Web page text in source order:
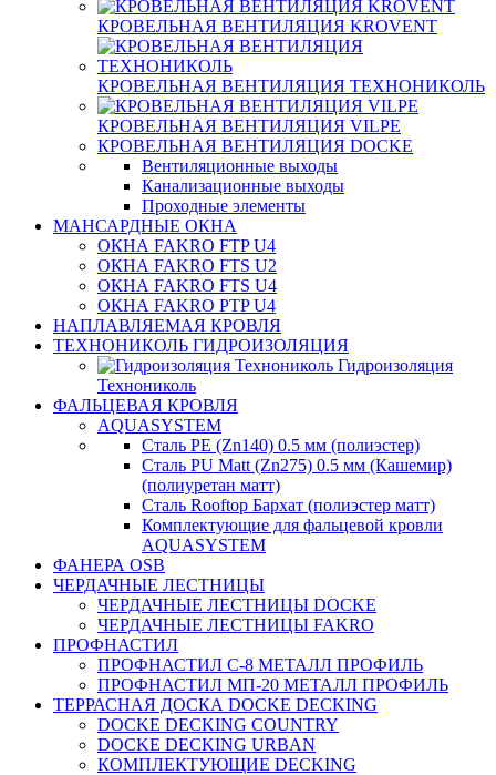
КРОВЕЛЬНАЯ ВЕНТИЛЯЦИЯ KROVENT
КРОВЕЛЬНАЯ ВЕНТИЛЯЦИЯ ТЕХНОНИКОЛЬ
КРОВЕЛЬНАЯ ВЕНТИЛЯЦИЯ VILPE
КРОВЕЛЬНАЯ ВЕНТИЛЯЦИЯ DOCKE
Вентиляционные выходы
Канализационные выходы
Проходные элементы
МАНСАРДНЫЕ ОКНА
ОКНА FAKRO FTP U4
ОКНА FAKRO FTS U2
ОКНА FAKRO FTS U4
ОКНА FAKRO PTP U4
НАПЛАВЛЯЕМАЯ КРОВЛЯ
ТЕХНОНИКОЛЬ ГИДРОИЗОЛЯЦИЯ
Гидроизоляция
Технониколь
ФАЛЬЦЕВАЯ КРОВЛЯ
AQUASYSTEM
Сталь PE (Zn140) 0.5 мм (полиэстер)
Сталь PU Matt (Zn275) 0.5 мм (Кашемир)
(полиуретан матт)
Сталь Rooftop Бархат (полиэстер матт)
Комплектующие для фальцевой кровли
AQUASYSTEM
ФАНЕРА OSB
ЧЕРДАЧНЫЕ ЛЕСТНИЦЫ
ЧЕРДАЧНЫЕ ЛЕСТНИЦЫ DOCKE
ЧЕРДАЧНЫЕ ЛЕСТНИЦЫ FAKRO
ПРОФНАСТИЛ
ПРОФНАСТИЛ C-8 МЕТАЛЛ ПРОФИЛЬ
ПРОФНАСТИЛ МП-20 МЕТАЛЛ ПРОФИЛЬ
ТЕРРАСНАЯ ДОСКА DOCKE DECKING
DOCKE DECKING COUNTRY
DOCKE DECKING URBAN
КОМПЛЕКТУЮЩИЕ DECKING